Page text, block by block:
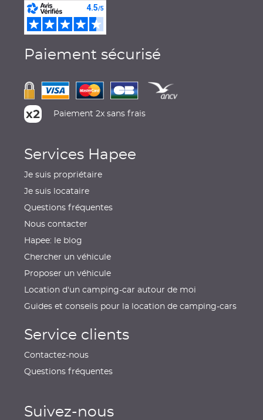
Paiement sécurisé
Paiement 2x sans frais
Services Hapee
Je suis propriétaire
Je suis locataire
Questions fréquentes
Nous contacter
Hapee: le blog
Chercher un véhicule
Proposer un véhicule
Location d'un camping-car autour de moi
Guides et conseils pour la location de camping-cars
Service clients
Contactez-nous
Questions fréquentes
Suivez-nous